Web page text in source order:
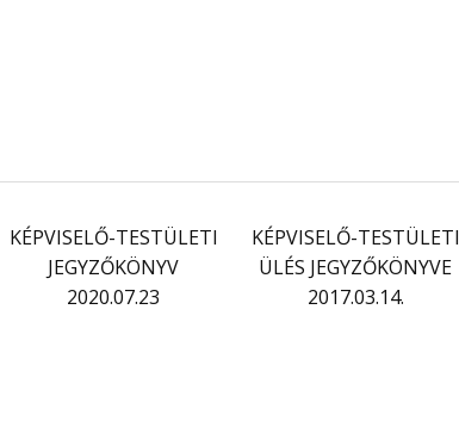
KÉPVISELŐ-TESTÜLETI
JEGYZŐKÖNYV
2020.07.23
KÉPVISELŐ-TESTÜLETI
ÜLÉS JEGYZŐKÖNYVE
2017.03.14.